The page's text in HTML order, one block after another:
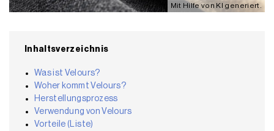
Mit Hilfe von KI generiert.
Inhaltsverzeichnis
Was ist Velours?
Woher kommt Velours?
Herstellungsprozess
Verwendung von Velours
Vorteile (Liste)